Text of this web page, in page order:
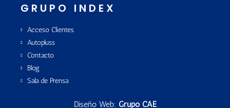
GRUPO INDEX
Acceso Clientes
Autopluss
Contacto
Blog
Sala de Prensa
Diseño Web: Grupo CAE